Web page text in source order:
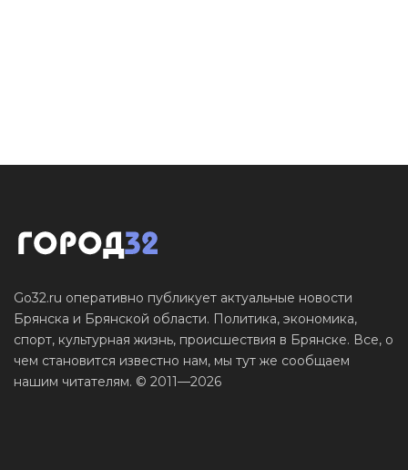
Go32.ru оперативно публикует актуальные новости
Брянска и Брянской области. Политика, экономика,
спорт, культурная жизнь, происшествия в Брянске. Все, о
чем становится известно нам, мы тут же сообщаем
нашим читателям. © 2011—2026